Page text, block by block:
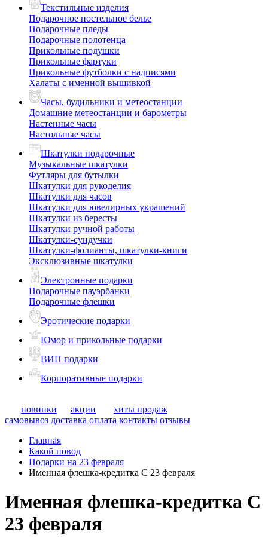
Текстильные изделия
Подарочное постельное белье
Подарочные пледы
Подарочные полотенца
Прикольные подушки
Прикольные фартуки
Прикольные футболки с надписями
Халаты с именной вышивкой
Часы, будильники и метеостанции
Домашние метеостанции и барометры
Настенные часы
Настольные часы
Шкатулки подарочные
Музыкальные шкатулки
Футляры для бутылки
Шкатулки для рукоделия
Шкатулки для часов
Шкатулки для ювелирных украшений
Шкатулки из бересты
Шкатулки ручной работы
Шкатулки-сундучки
Шкатулки-фолианты, шкатулки-книги
Эксклюзивные шкатулки
Электронные подарки
Подарочные пауэрбанки
Подарочные флешки
Эротические подарки
Юмор и прикольные подарки
ВИП подарки
Корпоративные подарки
новинки акции
хиты продаж
самовывоз доставка оплата контакты отзывы
Главная
Какой повод
Подарки на 23 февраля
Именная флешка-кредитка С 23 февраля
Именная флешка-кредитка С
23 февраля